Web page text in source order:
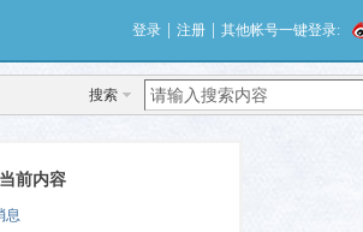
登录 注册 其他帐号一键登录:
搜索
前内容
息